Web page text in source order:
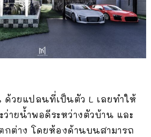
ด้วยแปลนที่เป็นตัว L เลยทำให้
ว่ายน้ำพอดีระหว่างตัวบ้าน และ
กต่าง โดยห้องด้านบนสามารถ